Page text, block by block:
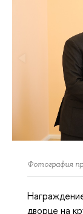
Фотография
дворце на